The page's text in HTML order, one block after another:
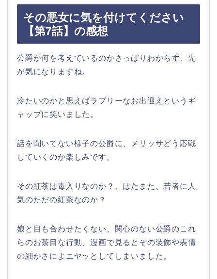
その悪女に気を付けてください
【第7話】の感想
公爵が何を考えているのかさっぱりわからず、先
が気になりますね。
冷たいのかと思えばラブリーなお出迎えというギ
ャップに笑いました。
話を聞いてない様子の公爵に、メリッサどう応戦
していくのか楽しみです。
その紅茶は毒入りなのか？、はたまた、若者に人
気のただの紅茶なのか？
娘と目も合わせたくない、関心のない公爵のこれ
らのお茶目な行動、漫画で見るとその装飾や表情
の細かさによニヤッとしてしまいました。